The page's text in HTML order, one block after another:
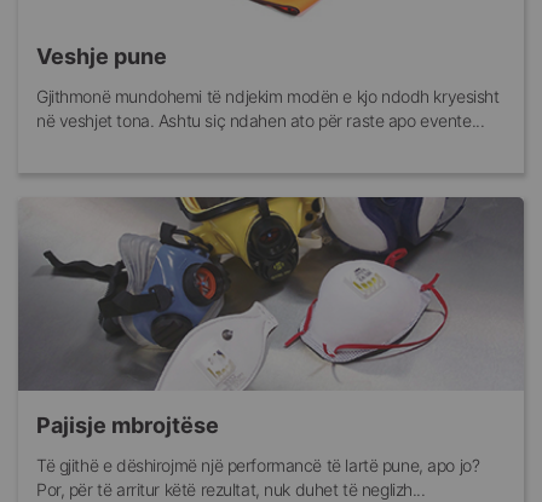
Veshje pune
Gjithmonë mundohemi të ndjekim modën e kjo ndodh kryesisht
në veshjet tona. Ashtu siç ndahen ato për raste apo evente...
Pajisje mbrojtëse
Të gjithë e dëshirojmë një performancë të lartë pune, apo jo?
Por, për të arritur këtë rezultat, nuk duhet të neglizh...